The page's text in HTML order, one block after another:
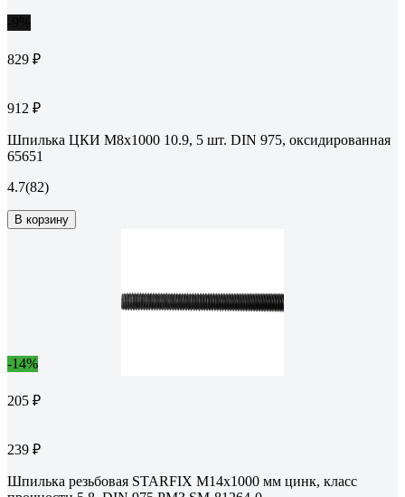
829 ₽
912 ₽
Шпилька ЦКИ М8х1000 10.9, 5 шт. DIN 975, оксидированная
65651
4.7(82)
В корзину
-14%
205 ₽
239 ₽
Шпилька резьбовая STARFIX М14x1000 мм цинк, класс